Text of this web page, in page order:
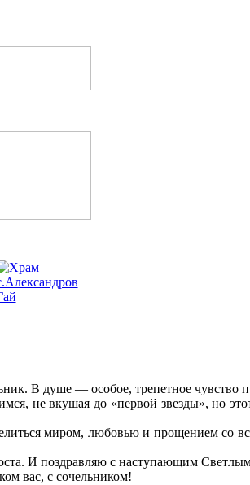
В душе — особое, трепетное чувство
не вкушая до «первой звезды», но
миром, любовью и прощением со
И поздравляю с наступающим
вас, с сочельником!